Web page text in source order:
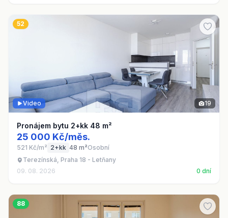
52
19
Video
Pronájem bytu 2+kk 48 m²
25 000 Kč/měs.
521 Kč/m² 2+kk 48 m²Osobní
Terezínská, Praha 18 - Letňany
09. 08. 2026
0 dní
88